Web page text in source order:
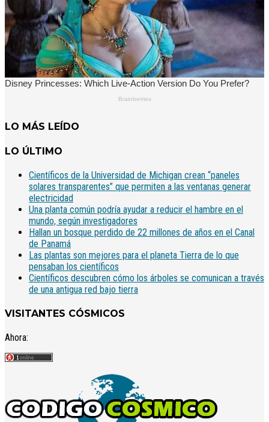
LO MÁS LEÍDO
LO ÚLTIMO
Científicos de la Universidad de Michigan crean “paneles
solares transparentes” que permiten a las ventanas generar
electricidad
Una planta común podría ayudar a reducir el hambre en el
mundo, según investigadores
Hallan un bosque perdido de 22 millones de años en el Canal
de Panamá
Las plantas son mejores para el planeta Tierra de lo que
pensaban los científicos
Científicos descubren cómo los árboles se comunican a través
de una antigua red bajo tierra
VISITANTES CÓSMICOS
Ahora: